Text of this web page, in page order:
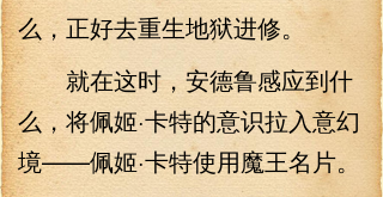
么，正好去重生地狱进修。
就在这时，安德鲁感应到什
么，将佩姬·卡特的意识拉入意幻
境——佩姬·卡特使用魔王名片。